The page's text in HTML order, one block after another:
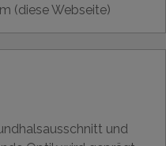
(diese Webseite)
und